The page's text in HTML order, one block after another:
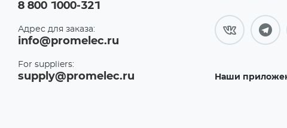
8 800 1000-321
Адрес для заказа:
info@promelec.ru
For suppliers:
supply@promelec.ru Наши